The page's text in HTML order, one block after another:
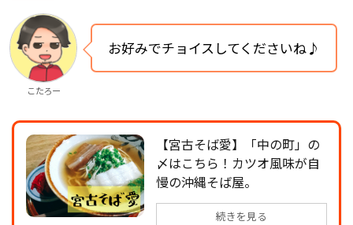
こたろー
お好みでチョイスしてくださいね♪
【宮古そば愛】「中の町」の
〆はこちら！カツオ風味が自
慢の沖縄そば屋。
続きを見る